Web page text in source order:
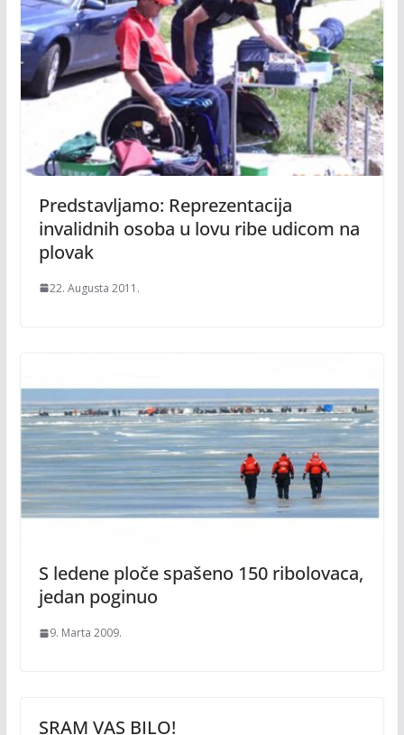
Predstavljamo: Reprezentacija
invalidnih osoba u lovu ribe udicom na
plovak
22. Augusta 2011.
S ledene ploče spašeno 150 ribolovaca,
jedan poginuo
9. Marta 2009.
SRAM VAS BILO!